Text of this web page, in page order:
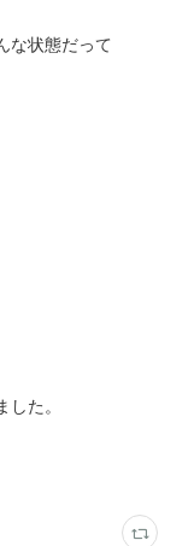
な状態だって
た。